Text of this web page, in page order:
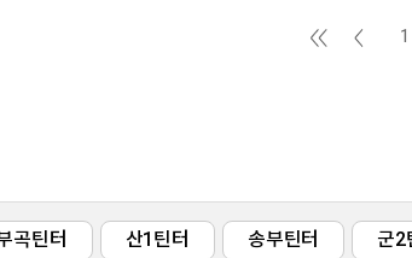
1
곡틴터 산1틴터 송부틴터 군2